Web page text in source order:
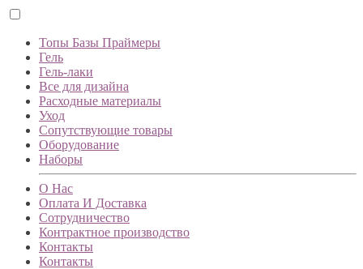
Топы Базы Праймеры
Гель
Гель-лаки
Все для дизайна
Расходные материалы
Уход
Сопутствующие товары
Оборудование
Наборы
О Нас
Оплата И Доставка
Сотрудничество
Контрактное производство
Контакты
Контакты